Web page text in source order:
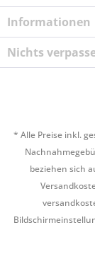
Informationen
Nichts
* Alle Preise inkl.
beziehen sich